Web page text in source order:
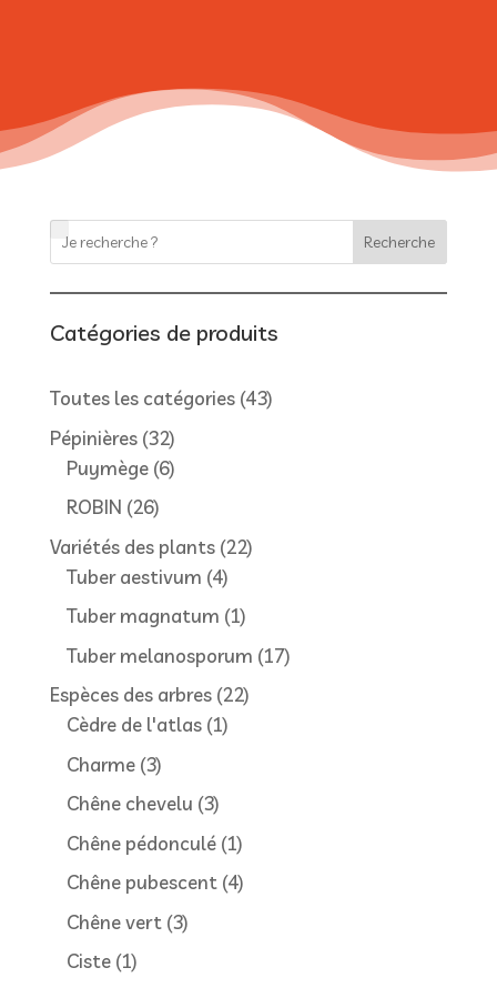
Recherche
Catégories de produits
Toutes les catégories 4343
Pépinières 3232
produits
Puymège 66
ROBIN 2626
produits
Variétés des plants 2222
Tuber aestivum 44
produits
Tuber magnatum 11
produit
Tuber melanosporum 1717
Espèces des arbres 2222
Cèdre de l'atlas 11
Charme 33
produits
Chêne chevelu 33
produits
Chêne pédonculé 11
produit
Chêne pubescent 44
Chêne vert 33
Ciste 11